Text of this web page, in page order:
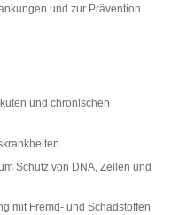
und zur Prävention.
und chronischen
Schutz von DNA, Zellen und
mit Fremd- und Schadstoffen